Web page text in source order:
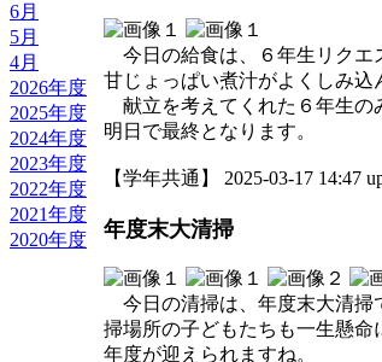
6月
5月
4月
2026年度
2025年度
2024年度
2023年度
2022年度
2021年度
2020年度
今日の給食は、６年生リクエ
甘じょっぱい煮汁がよくしみ込
献立を考えてくれた６年生の
明日で最終となります。
【学年共通】 2025-03-17 14:47
年度末大清掃
今日の清掃は、年度末大清掃
掃場所の子どもたちも一生懸
年度が迎えられますね。